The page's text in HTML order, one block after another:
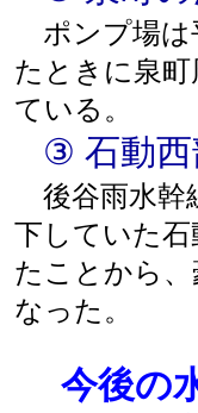
ポンプ場は
たときに泉
ている。
③ 石動西
後谷雨水幹
下していた
たことから
なった。
今後の